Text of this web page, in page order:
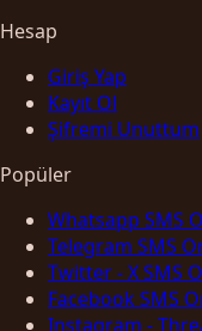
Hesap
Giriş Yap
Kayıt Ol
Şifremi Unuttum
Popüler
Whatsapp SMS
Telegram SMS
Twitter - X SMS
Facebook SMS
Instagram -